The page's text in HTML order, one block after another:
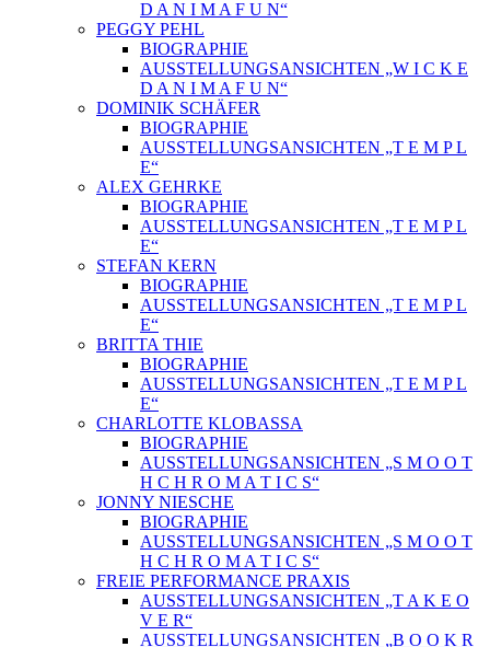
D A N I M A F U N“
PEGGY PEHL
BIOGRAPHIE
AUSSTELLUNGSANSICHTEN „W I C K E
D A N I M A F U N“
DOMINIK SCHÄFER
BIOGRAPHIE
AUSSTELLUNGSANSICHTEN „T E M P L
E“
ALEX GEHRKE
BIOGRAPHIE
AUSSTELLUNGSANSICHTEN „T E M P L
E“
STEFAN KERN
BIOGRAPHIE
AUSSTELLUNGSANSICHTEN „T E M P L
E“
BRITTA THIE
BIOGRAPHIE
AUSSTELLUNGSANSICHTEN „T E M P L
E“
CHARLOTTE KLOBASSA
BIOGRAPHIE
AUSSTELLUNGSANSICHTEN „S M O O T
H C H R O M A T I C S“
JONNY NIESCHE
BIOGRAPHIE
AUSSTELLUNGSANSICHTEN „S M O O T
H C H R O M A T I C S“
FREIE PERFORMANCE PRAXIS
AUSSTELLUNGSANSICHTEN „T A K E O
V E R“
AUSSTELLUNGSANSICHTEN „B O O K R